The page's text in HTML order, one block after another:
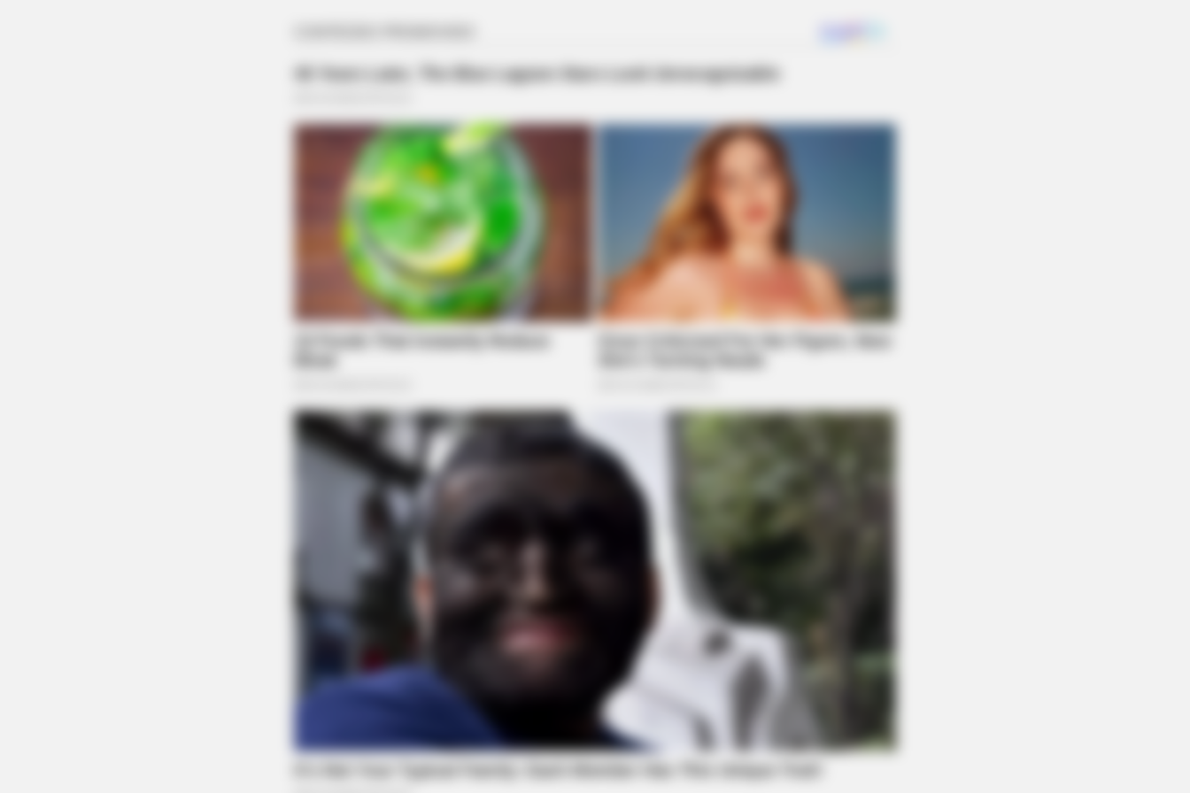
Disney Princesses: Which Live-Action Version Do You
She Spends Millions To Transform Herself Into A Barbie
They Laughed At Her Curves—Now
BRAINBERRIES
This Movie Is The Main Reason
Ukraine Has Not Lost To Russia
to feeling your best every day